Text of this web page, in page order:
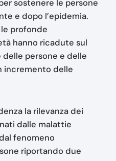
sostenere le persone
e dopo l’epidemia.
profonde
hanno ricadute sul
persone e delle
incremento delle
la rilevanza dei
dalle malattie
fenomeno
riportando due